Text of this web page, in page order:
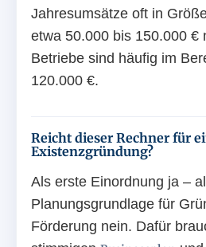
Jahresumsätze oft in
etwa 50.000 bis 150.000 €
Betriebe sind häufig im
120.000 €.
Reicht dieser Rechner für
Existenzgründung?
Als erste Einordnung ja –
Planungsgrundlage für
Förderung nein. Dafür